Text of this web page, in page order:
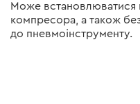
Може встановлюватися в
компресора, а також
до пневмоінструменту.